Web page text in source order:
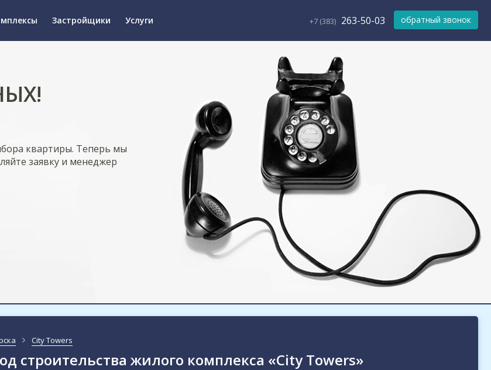
+7 (383) 263-50-03 обратный звонок
Застройщики Услуги
квартиры. Теперь мы
заявку и менеджер
City Towers
строительства жилого комплекса «City Towers»